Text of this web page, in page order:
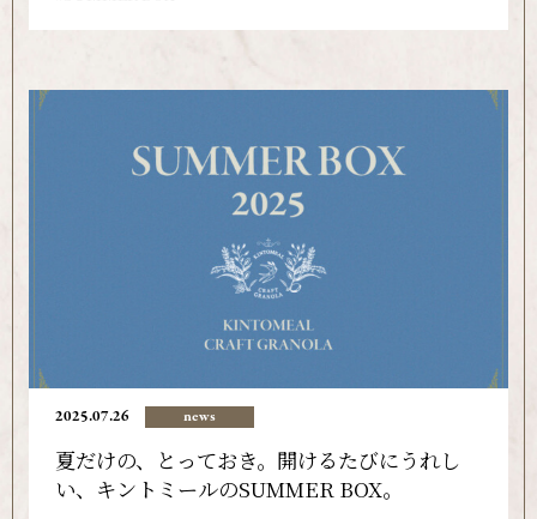
2025.07.26 news
夏だけの、とっておき。開けるたびにうれし
い、キントミールのSUMMER BOX。